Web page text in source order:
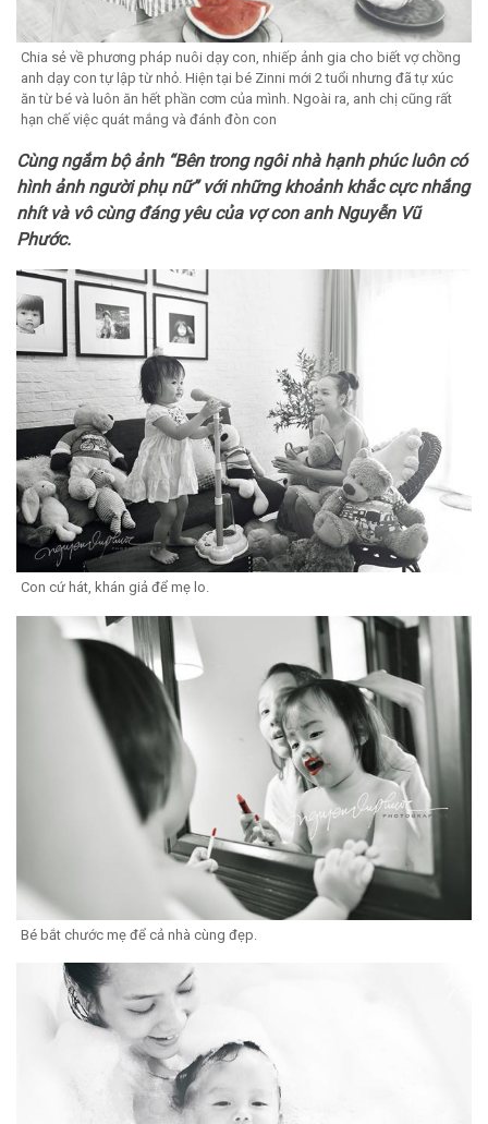
Chia sẻ về phương pháp nuôi dạy con, nhiếp ảnh gia cho biết vợ chồng
anh dạy con tự lập từ nhỏ. Hiện tại bé Zinni mới 2 tuổi nhưng đã tự xúc
ăn từ bé và luôn ăn hết phần cơm của mình. Ngoài ra, anh chị cũng rất
hạn chế việc quát mắng và đánh đòn con
Cùng ngắm bộ ảnh “Bên trong ngôi nhà hạnh phúc luôn có
hình ảnh người phụ nữ” với những khoảnh khắc cực nhắng
nhít và vô cùng đáng yêu của vợ con anh Nguyễn Vũ
Phước.
Con cứ hát, khán giả để mẹ lo.
Bé bắt chước mẹ để cả nhà cùng đẹp.